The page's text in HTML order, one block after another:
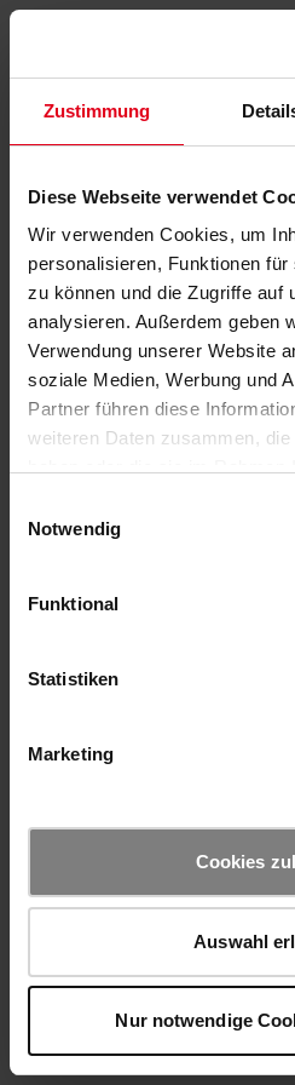
Zustimmung
Diese Webseite verwendet
Wir verwenden Cookies, um
personalisieren, Funktionen
zu können und die Zugriffe auf
analysieren. Außerdem geben
Verwendung unserer Website
soziale Medien, Werbung und
Partner führen diese
weiteren Daten zusammen,
Notwendig
Funktional
Statistiken
Marketing
Cookies
Auswahl
Nur notwendige